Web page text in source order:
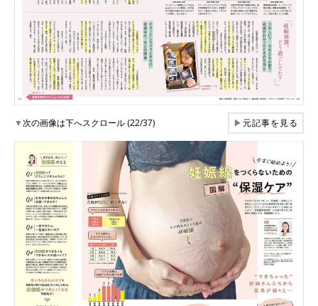
▼次の画像は下へスクロール (22/37) ▶元記事を見る